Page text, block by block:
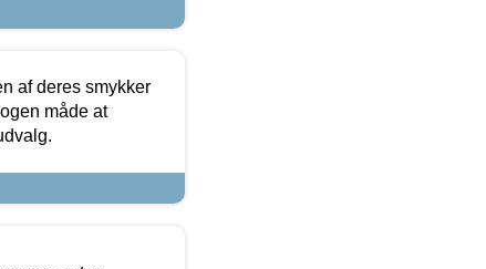
af deres smykker
måde at